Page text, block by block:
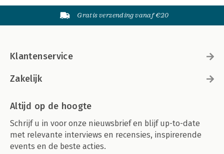
Gratis verzending vanaf €20
Klantenservice
Zakelijk
Altijd op de hoogte
Schrijf u in voor onze nieuwsbrief en blijf up-to-date
met relevante interviews en recensies, inspirerende
events en de beste acties.